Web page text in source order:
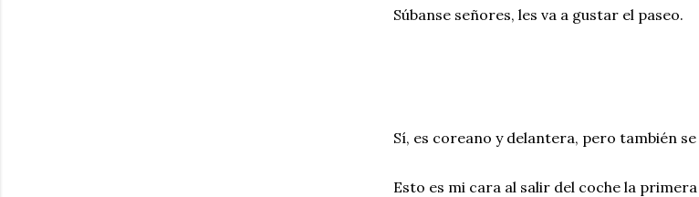
Súbanse señores, les va a gustar el paseo.
Sí, es coreano y delantera, pero también se
Esto es mi cara al salir del coche la primera